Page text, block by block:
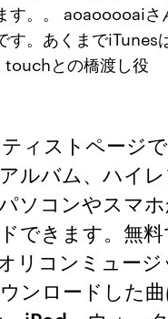
す。。 aoaooooaiさ
す。あくまでiTunes
との橋渡し役
ィストページで
ルバム、ハイレ
ソコンやスマホ
できます。無
リコンミュージ
ンロードした曲